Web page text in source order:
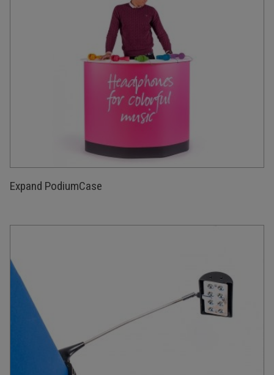
Expand PodiumCase